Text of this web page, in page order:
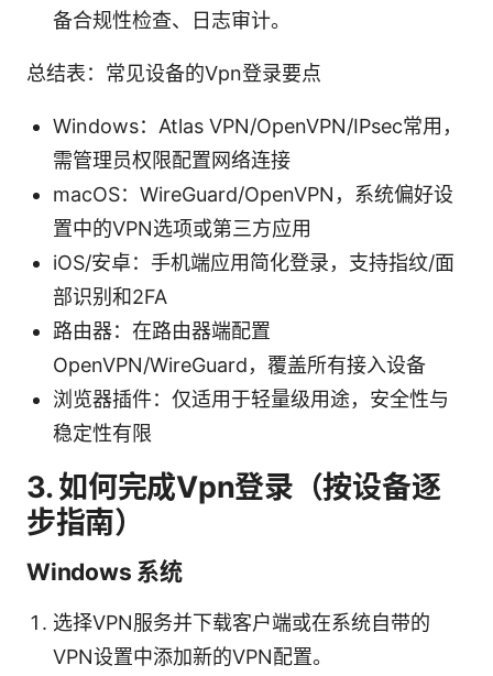
备合规性检查、日志审计。
总结表：常见设备的Vpn登录要点
Windows：Atlas VPN/OpenVPN/IPsec常用，
需管理员权限配置网络连接
macOS：WireGuard/OpenVPN，系统偏好设
置中的VPN选项或第三方应用
iOS/安卓：手机端应用简化登录，支持指纹/面
部识别和2FA
路由器：在路由器端配置
OpenVPN/WireGuard，覆盖所有接入设备
浏览器插件：仅适用于轻量级用途，安全性与
稳定性有限
3. 如何完成Vpn登录（按设备逐
步指南）
Windows 系统
选择VPN服务并下载客户端或在系统自带的
VPN设置中添加新的VPN配置。